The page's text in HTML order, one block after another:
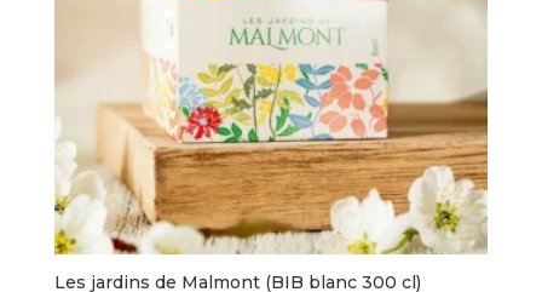
Les jardins de Malmont (BIB blanc 300 cl)